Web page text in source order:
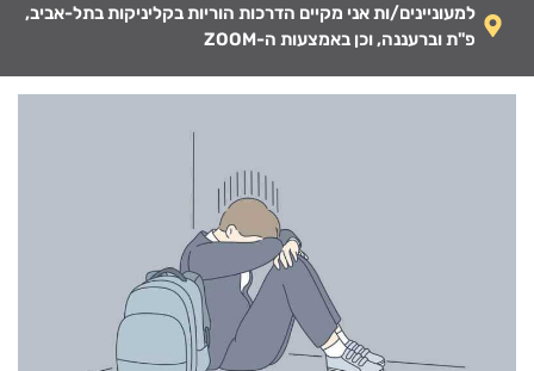
למעוניינים/ות אני מקיים הדרכות הוריות בקליניקות בתל-אביב,
פ"ת וברעננה, וכן באמצעות ה-ZOOM